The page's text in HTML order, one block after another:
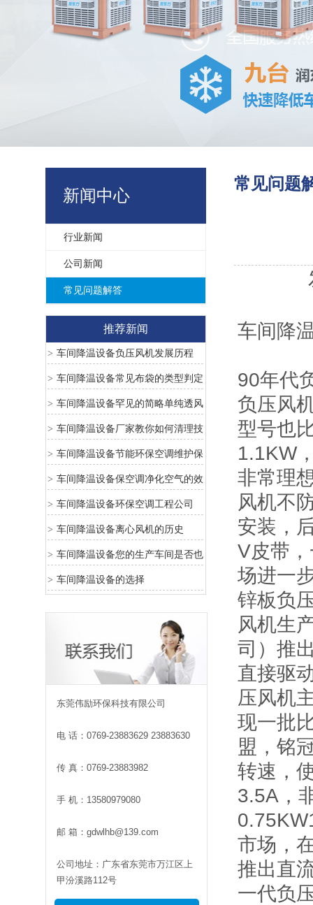
新闻中心
行业新闻
公司新闻
常见问题解答
推荐新闻
> 车间降温设备负压风机发展历程
> 车间降温设备常见布袋的类型判定
> 车间降温设备罕见的简略单纯透风
方法
> 车间降温设备厂家教你如何清理技
巧
> 车间降温设备节能环保空调维护保
养
> 车间降温设备保空调净化空气的效
果及作用
> 车间降温设备环保空调工程公司
> 车间降温设备离心风机的历史
> 车间降温设备您的生产车间是否也
存在着以下问题？
> 车间降温设备的选择
东莞伟励环保科技有限公司
电 话：0769-23883629 23883630
传 真：0769-23883982
手 机：13580979080
邮 箱：gdwlhb@139.com
公司地址：广东省东莞市万江区上
甲汾溪路112号
常见问题
车间降
90年代
负压风
型号也
1.1KW
非常理
风机不
安装，
V皮带
场进一
锌板负
风机生
司）推
直接驱
压风机
现一批
盟，铭
转速，
3.5A，
市场，
推出直
一代负